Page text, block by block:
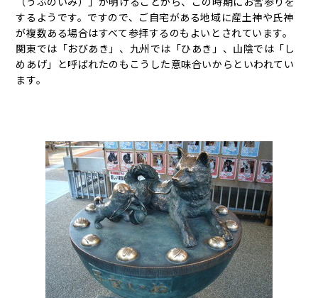
するようです。ですので、ご自宅がある地域に産土神や氏神
が複数ある場合はすべて参拝するのもよいとされています。
関東では「おびあき」、九州では「ひあき」、山陰では「し
めあげ」と呼ばれたのもこうした意味合いからといわれてい
ます。